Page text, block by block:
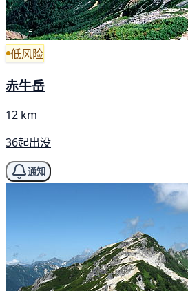
低风险
赤牛岳
12 km
36起出没
通知